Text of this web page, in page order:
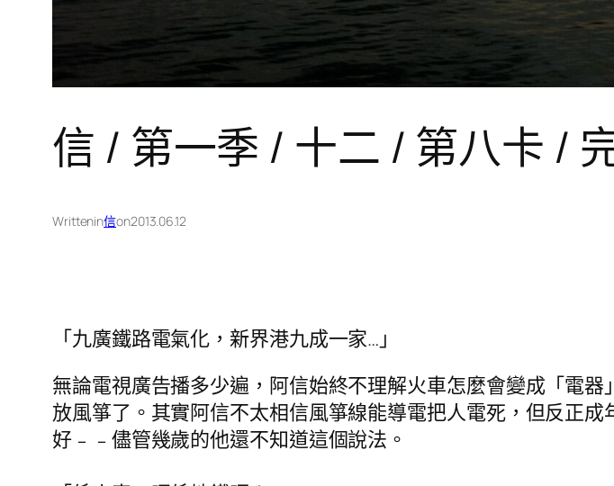
信 / 第一季 / 十二 / 第八卡 /
Writtenin信on2013.06.12
「九廣鐵路電氣化，新界港九成一家…」
無論電視廣告播多少遍，阿信始終不理解火車怎麼會變成「電
放風箏了。其實阿信不太相信風箏線能導電把人電死，但反正
好﹣﹣儘管幾歲的他還不知道這個說法。